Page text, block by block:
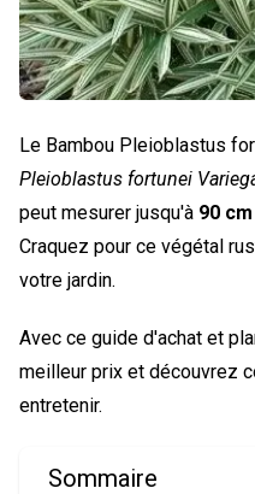
Le Bambou Pleioblastus
Pleioblastus fortunei
peut mesurer jusqu'à 90
Craquez pour ce végétal
votre jardin.
Avec ce guide d'achat et
meilleur prix et découvrez
entretenir.
Sommaire